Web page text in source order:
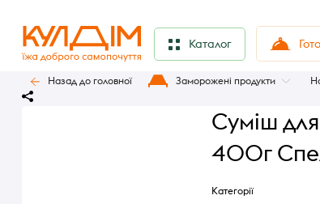
Каталог
Назад до головної Заморожені продукти
Суміш
400г
Категорії